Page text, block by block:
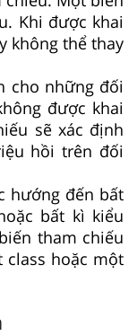
Khi được khai
không thể thay
cho những đối
được khai
sẽ xác định
hồi trên đối
hướng đến bất
bất kì kiểu
tham chiếu
hoặc một